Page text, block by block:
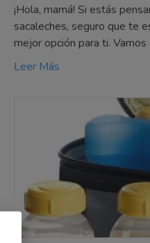
¡Hola, mamá! Si estás
sacaleches, seguro que te
mejor opción para ti. Vamos
Leer Más